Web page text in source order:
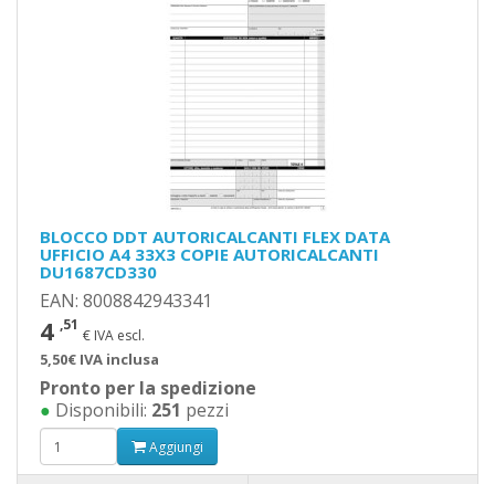
BLOCCO DDT AUTORICALCANTI FLEX DATA
UFFICIO A4 33X3 COPIE AUTORICALCANTI
DU1687CD330
EAN: 8008842943341
4 ,51
€ IVA escl.
5,50€ IVA inclusa
Pronto per la spedizione
● Disponibili: 251 pezzi
Aggiungi